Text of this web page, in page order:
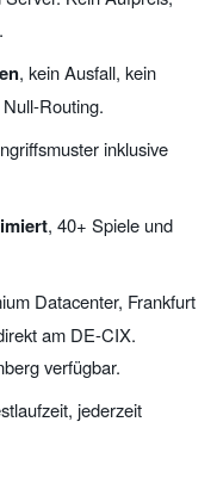
, kein Ausfall, kein
Routing.
inklusive
, 40+ Spiele und
Datacenter, Frankfurt
am DE-CIX.
verfügbar.
jederzeit